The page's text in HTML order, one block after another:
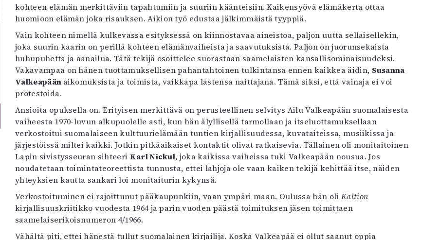
Kuvataide
Kirjat
In English
Esitystaide
Arkisto
kohteen elämän merkittäviin tapahtumiin ja suuriin käänteisiin. Kaikensyövä elämäkerta ottaa
huomioon elämän joka risauksen. Aikion työ edustaa jälkimmäistä tyyppiä.
Vain kohteen nimellä kulkevassa esityksessä on kiinnostavaa aineistoa, paljon uutta sellaisellekin,
joka suurin kaarin on perillä kohteen elämänvaiheista ja saavutuksista. Paljon on juorunsekaista
huhupuhetta ja aanailua. Tätä tekijä osoittelee suorastaan saamelaisten kansallisominaisuudeksi.
Vakavampaa on hänen tuottamuksellisen pahantahtoinen tulkintansa ennen kaikkea äidin, Susanna
Valkeapään aikomuksista ja toimista, vaikkapa lastensa naittajana. Tämä siksi, että vainaja ei voi
protestoida.
Ansioita opuksella on. Erityisen merkittävä on perusteellinen selvitys Ailu Valkeapään suomalaisesta
vaiheesta 1970-luvun alkupuolelle asti, kun hän älyllisellä tarmollaan ja itseluottamuksellaan
verkostoitui suomalaiseen kulttuurielämään tuntien kirjallisuudessa, kuvataiteissa, musiikissa ja
järjestöissä miltei kaikki. Jotkin pitkäaikaiset kontaktit olivat ratkaisevia. Tällainen oli monitaitoinen
Lapin sivistysseuran sihteeri Karl Nickul, joka kaikissa vaiheissa tuki Valkeapään nousua. Jos
noudatetaan toimintateoreettista tunnusta, ettei lahjoja ole vaan kaiken tekijä kehittää itse, näiden
yhteyksien kautta sankari loi monitaiturin kykynsä.
Verkostoituminen ei rajoittunut pääkaupunkiin, vaan ympäri maan. Oulussa hän oli Kaltion
kirjallisuuskriitikko vuodesta 1964 ja parin vuoden päästä toimituksen jäsen toimittaen
saamelaiserikoisnumeron 4/1966.
Vähältä piti, ettei hänestä tullut suomalainen kirjailija. Koska Valkeapää ei ollut saanut oppia